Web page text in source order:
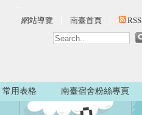
網站導覽
南臺首頁 RSS
常用表格 南臺宿舍粉絲專頁